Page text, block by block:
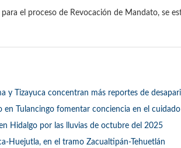
el proceso de Revocación de Mandato, se
y Tizayuca concentran más reportes de
en Tulancingo fomentar conciencia en el cuidado
Hidalgo por las lluvias de octubre del 2025
Huejutla, en el tramo Zacualtipán-Tehuetlán